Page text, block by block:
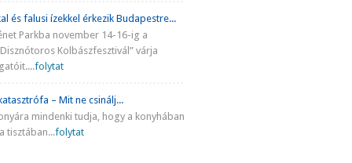
és falusi ízekkel érkezik Budapestre...
Parkba november 14-16-ig a
Kolbászfesztivál” várja
folytat
– Mit ne csinálj...
mindenki tudja, hogy a konyhában
tisztában...folytat